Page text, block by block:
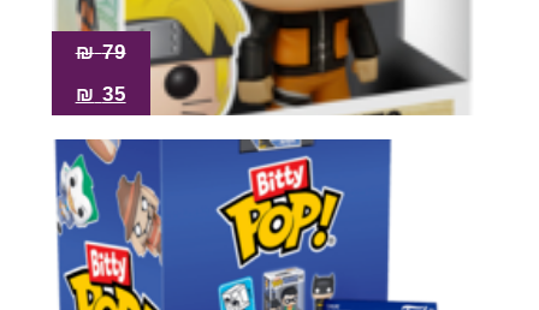
79
₪
35
₪